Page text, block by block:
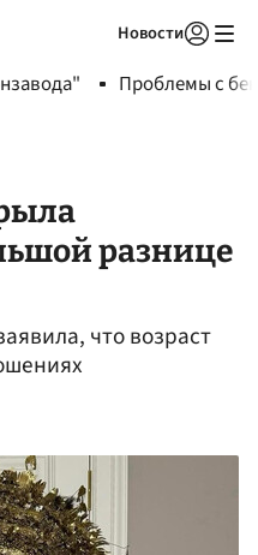
Новости
Проблемы с
разнице
что возраст